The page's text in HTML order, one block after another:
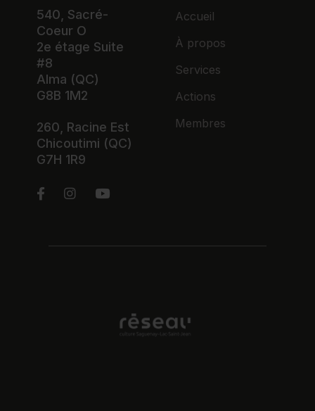
540, Sacré-
Coeur O
2e étage Suite
#8
Alma (QC)
G8B 1M2
260, Racine Est
Chicoutimi (QC)
G7H 1R9
Accueil
À propos
Services
Actions
Membres